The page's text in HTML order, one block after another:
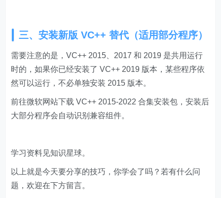
三、安装新版 VC++ 替代（适用部分程序）
需要注意的是，VC++ 2015、2017 和 2019 是共用运行
时的，如果你已经安装了 VC++ 2019 版本，某些程序依
然可以运行，不必单独安装 2015 版本。
前往微软网站下载 VC++ 2015-2022 合集安装包，安装后
大部分程序会自动识别兼容组件。
学习资料见知识星球。
以上就是今天要分享的技巧，你学会了吗？若有什么问
题，欢迎在下方留言。